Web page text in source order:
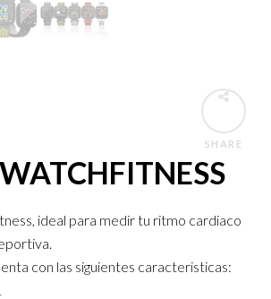
SHARE
ideal para medir tu ritmo cardiaco
con las siguientes caracteristicas: